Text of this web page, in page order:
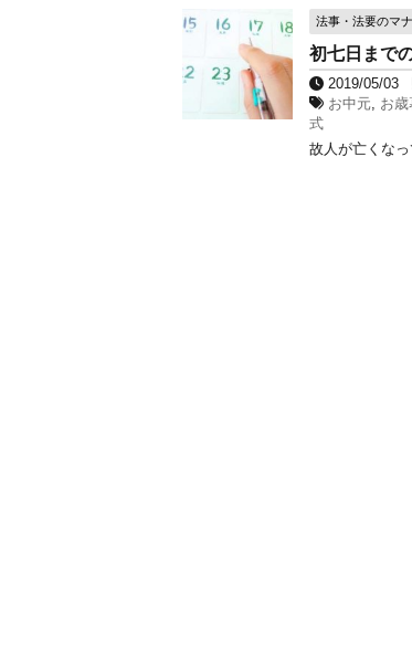
法事・法要のマ
初七日まで
2019/05/03
お中元, お歳
式
故人が亡くな